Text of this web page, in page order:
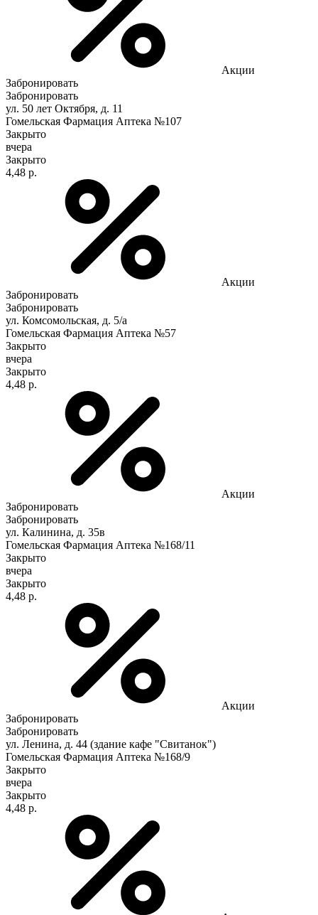
Акции
Забронировать
Забронировать
ул. 50 лет Октября, д. 11
Гомельская Фармация Аптека №107
Закрыто
вчера
Закрыто
4,48 р.
Акции
Забронировать
Забронировать
ул. Комсомольская, д. 5/а
Гомельская Фармация Аптека №57
Закрыто
вчера
Закрыто
4,48 р.
Акции
Забронировать
Забронировать
ул. Калинина, д. 35в
Гомельская Фармация Аптека №168/11
Закрыто
вчера
Закрыто
4,48 р.
Акции
Забронировать
Забронировать
ул. Ленина, д. 44 (здание кафе "Свитанок")
Гомельская Фармация Аптека №168/9
Закрыто
вчера
Закрыто
4,48 р.